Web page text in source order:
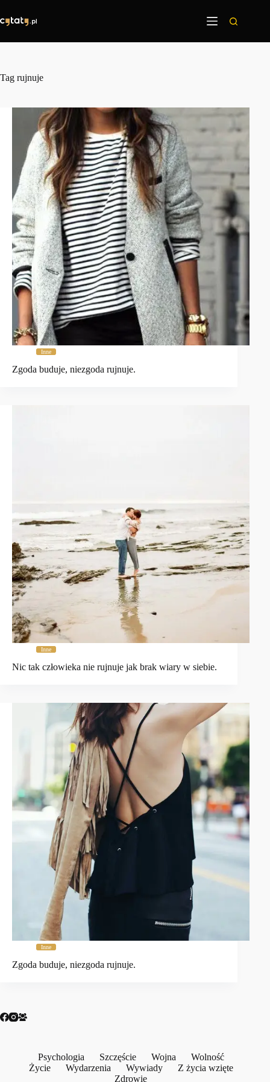
treści
Tag rujnuje
Inne
Zgoda buduje, niezgoda rujnuje.
Inne
Nic tak człowieka nie rujnuje jak brak wiary w siebie.
Inne
Zgoda buduje, niezgoda rujnuje.
Psychologia Szczęście Wojna
Wolność
Życie
Wydarzenia Wywiady
Z życia wzięte
Zdrowie